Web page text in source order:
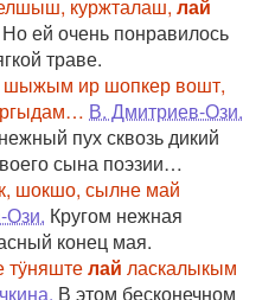
куржталаш, лай
Но ей очень понравилось
траве.
шыжым ир шопкер вошт,
В. Дмитриев-Ози.
пух сквозь дикий
сына поэзии…
шокшо, сылне май
Ози. Кругом нежная
конец мая.
лай ласкалыкым
В этом бесконечном